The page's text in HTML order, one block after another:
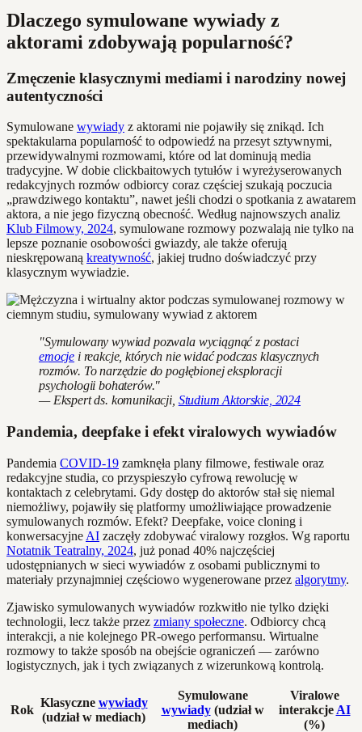
Dlaczego symulowane wywiady z
aktorami zdobywają popularność?
Zmęczenie klasycznymi mediami i narodziny nowej
autentyczności
Symulowane wywiady z aktorami nie pojawiły się znikąd. Ich
spektakularna popularność to odpowiedź na przesyt sztywnymi,
przewidywalnymi rozmowami, które od lat dominują media
tradycyjne. W dobie clickbaitowych tytułów i wyreżyserowanych
redakcyjnych rozmów odbiorcy coraz częściej szukają poczucia
„prawdziwego kontaktu”, nawet jeśli chodzi o spotkania z awatarem
aktora, a nie jego fizyczną obecność. Według najnowszych analiz
Klub Filmowy, 2024, symulowane rozmowy pozwalają nie tylko na
lepsze poznanie osobowości gwiazdy, ale także oferują
nieskrępowaną kreatywność, jakiej trudno doświadczyć przy
klasycznym wywiadzie.
"Symulowany wywiad pozwala wyciągnąć z postaci
emocje i reakcje, których nie widać podczas klasycznych
rozmów. To narzędzie do pogłębionej eksploracji
psychologii bohaterów."
— Ekspert ds. komunikacji, Studium Aktorskie, 2024
Pandemia, deepfake i efekt viralowych wywiadów
Pandemia COVID-19 zamknęła plany filmowe, festiwale oraz
redakcyjne studia, co przyspieszyło cyfrową rewolucję w
kontaktach z celebrytami. Gdy dostęp do aktorów stał się niemal
niemożliwy, pojawiły się platformy umożliwiające prowadzenie
symulowanych rozmów. Efekt? Deepfake, voice cloning i
konwersacyjne AI zaczęły zdobywać viralowy rozgłos. Wg raportu
Notatnik Teatralny, 2024, już ponad 40% najczęściej
udostępnianych w sieci wywiadów z osobami publicznymi to
materiały przynajmniej częściowo wygenerowane przez algorytmy.
Zjawisko symulowanych wywiadów rozkwitło nie tylko dzięki
technologii, lecz także przez zmiany społeczne. Odbiorcy chcą
interakcji, a nie kolejnego PR-owego performansu. Wirtualne
rozmowy to także sposób na obejście ograniczeń — zarówno
logistycznych, jak i tych związanych z wizerunkową kontrolą.
Rok
Klasyczne wywiady
(udział w mediach)
Symulowane
wywiady(udział w
mediach)
Viralowe
interakcje AI
(%)